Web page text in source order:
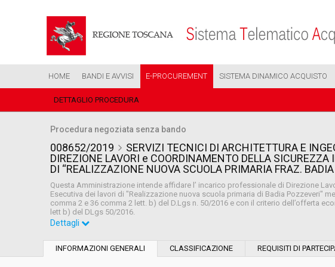
HOME BANDI E AVVISI E-PROCUREMENT SISTEMA DINAMICO ACQUISTO
DETTAGLIO PROCEDURA
Procedura negoziata senza bando
008652/2019
SERVIZI TECNICI DI ARCHITETTURA E
DIREZIONE LAVORI e COORDINAMENTO DELLA SICUREZZA
DI “REALIZZAZIONE NUOVA SCUOLA PRIMARIA FRAZ.
Questa Amministrazione intende affidare l’ incarico professionale di Direzione
Esecutiva dei lavori di "Realizzazione nuova scuola primaria di Badia Pozzeveri"
comma 2 e 36 comma 2 lett. b) del D.Lgs n. 50/2016 e con il criterio dell’offerta
lett b) del DLgs 50/2016.
Dettagli
INFORMAZIONI GENERALI CLASSIFICAZIONE REQUISITI DI